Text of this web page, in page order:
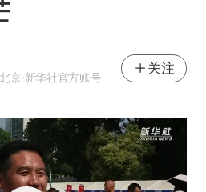
北京·新华社官方账号
关注